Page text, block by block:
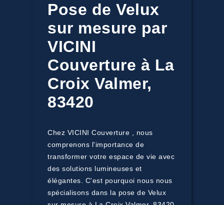
Pose de Velux
sur mesure par
VICINI
Couverture à La
Croix Valmer,
83420
Chez VICINI Couverture , nous
comprenons l'importance de
transformer votre espace de vie avec
des solutions lumineuses et
élégantes. C'est pourquoi nous nous
spécialisons dans la pose de Velux